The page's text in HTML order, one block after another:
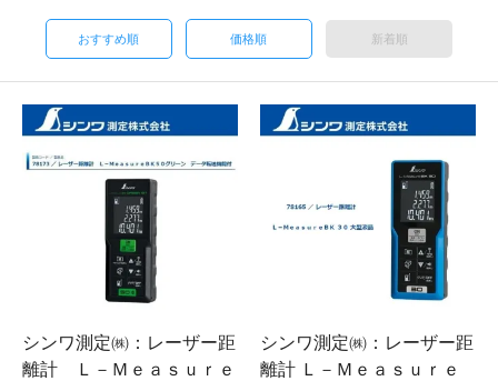
おすすめ順 価格順 新着順
シンワ測定㈱：レーザー距
離計 Ｌ－Ｍｅａｓｕｒｅ
シンワ測定㈱：レーザー距
離計 Ｌ－Ｍｅａｓｕｒｅ